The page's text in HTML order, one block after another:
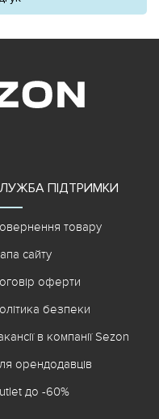
ПІДТРИМКИ
товару
сайту
оферти
безпеки
в компанії Sezon
орендодавців
до -60%